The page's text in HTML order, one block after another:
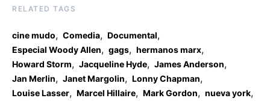
RELATED TAGS
cine mudo, Comedia, Documental,
Especial Woody Allen, gags, hermanos marx,
Howard Storm, Jacqueline Hyde, James Anderson,
Jan Merlin, Janet Margolin, Lonny Chapman,
Louise Lasser, Marcel Hillaire, Mark Gordon, nueva york,